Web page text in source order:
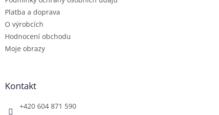
Platba a doprava
O výrobcích
Hodnocení obchodu
Moje obrazy
Kontakt
+420 604 871 590